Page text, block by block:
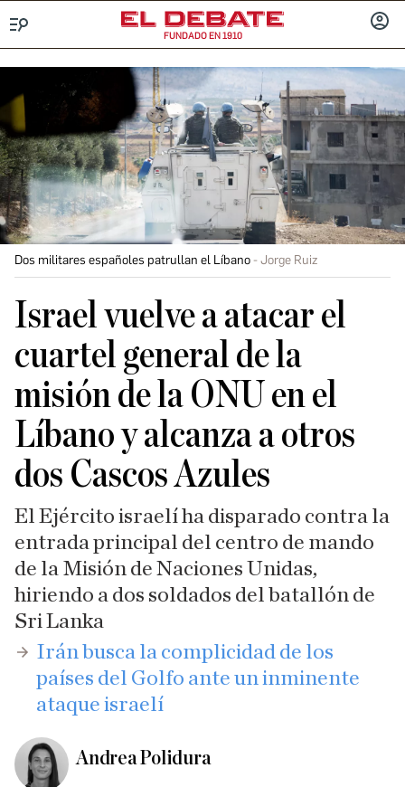
FUNDADO EN 1910
Dos militares españoles patrullan el Líbano Jorge Ruiz
Israel vuelve a atacar el
cuartel general de la
misión de la ONU en el
Líbano y alcanza a otros
dos Cascos Azules
El Ejército israelí ha disparado contra la
entrada principal del centro de mando
de la Misión de Naciones Unidas,
hiriendo a dos soldados del batallón de
Sri Lanka
​Irán busca la complicidad de los
países del Golfo ante un inminente
ataque israelí
Andrea Polidura